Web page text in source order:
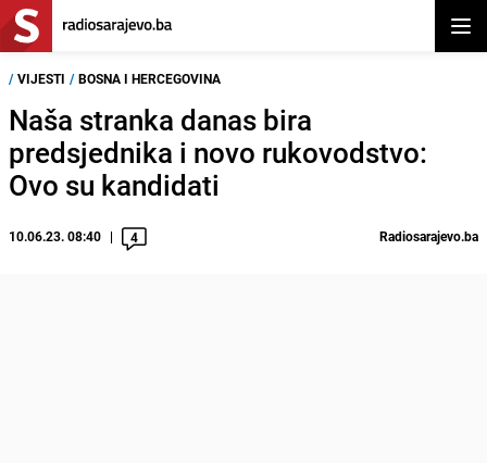
/ VIJESTI / BOSNA I HERCEGOVINA
Naša stranka danas bira
predsjednika i novo rukovodstvo:
Ovo su kandidati
10.06.23. 08:40 4 Radiosarajevo.ba